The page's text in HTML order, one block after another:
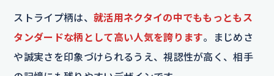
ストライプ柄は、 就活用ネクタイの中でももっともス
タンダードな柄として高い人気を誇ります。まじめさ
や誠実さを印象づけられるうえ、視認性が高く、相手